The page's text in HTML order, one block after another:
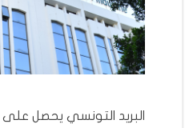
البريد التونسي يحصل